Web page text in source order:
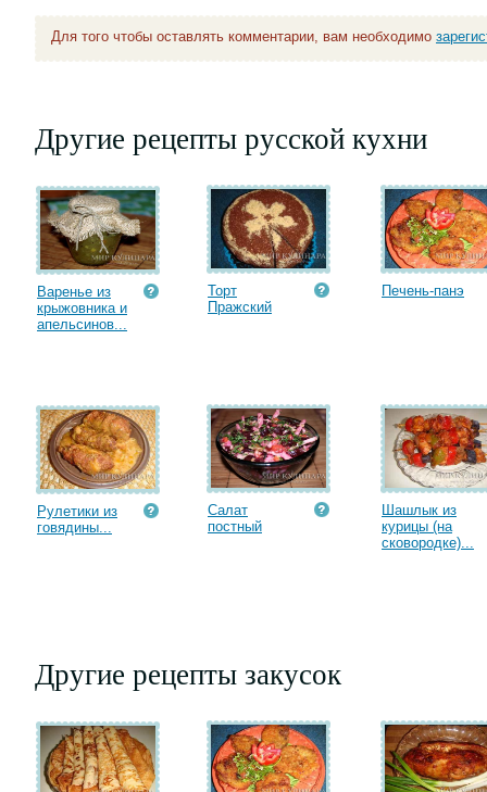
Для того чтобы оставлять комментарии, вам необходимо
Другие рецепты русской кухни
Варенье из
крыжовника и
апельсинов...
Торт
Пражский
Печень-панэ
Рулетики из
говядины...
Салат
постный
Шашлык из
курицы (на
сковородке)...
Другие рецепты закусок